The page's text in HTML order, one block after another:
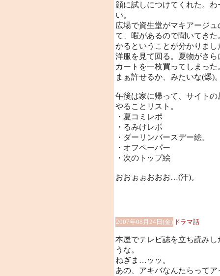
顔に試しにつけてくれた。
い。
広場で資生堂がマキアージ
て、暇があるので聞いてき
かるということが分かりまし
洋服を見て回る。夏物がさ
カートを一枚買ってしまっ
まぁ許せるか、みたいな(爆)
午後は家に帰って、サイト
やることリスト。
・夏コミレポ
・るみけレポ
・ダーリンバースデー絵。
・オフペーパー
・次のトップ絵
おおぉぉおおお…(汗)。
2007年08月24日(金) ドラマ話
本屋でテレビ誌を立ち読み
うな。
ねぎま…ッッ。
あの、アキバなんたらって